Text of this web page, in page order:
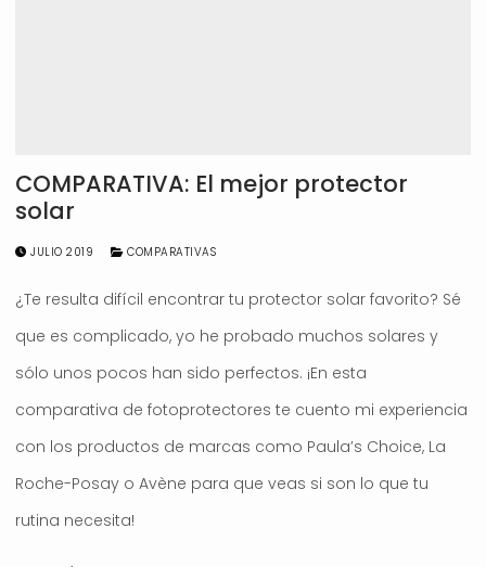
COMPARATIVA: El mejor protector
solar
JULIO 2019 COMPARATIVAS
¿Te resulta difícil encontrar tu protector solar favorito? Sé
que es complicado, yo he probado muchos solares y
sólo unos pocos han sido perfectos. ¡En esta
comparativa de fotoprotectores te cuento mi experiencia
con los productos de marcas como Paula’s Choice, La
Roche-Posay o Avène para que veas si son lo que tu
rutina necesita!